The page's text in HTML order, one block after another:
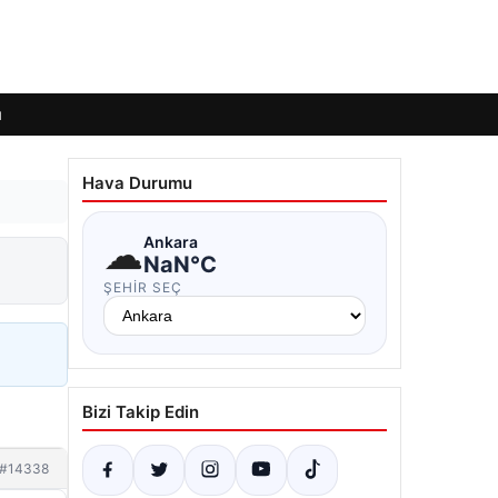
#14338
Hava Durumu
☁Ankara
NaN°C
ŞEHIR SEÇ
Bizi Takip Edin